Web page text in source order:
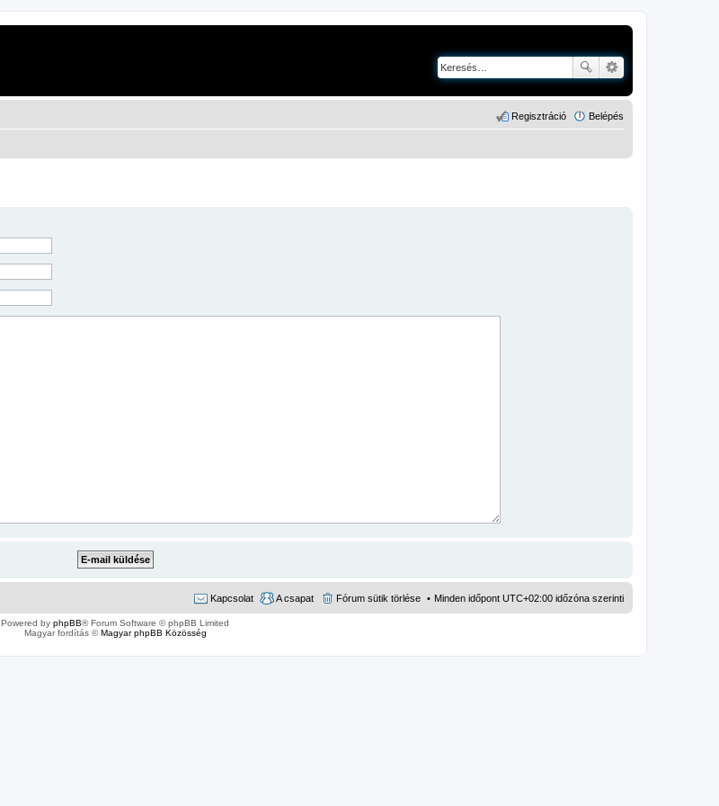
Belépés
Regisztráció
Minden időpont UTC+02:00 időzóna szerinti
Fórum sütik törlése
A csapat
Kapcsolat
Powered by phpBB® Forum Software © phpBB Limited
Magyar fordítás ©Magyar phpBB Közösség